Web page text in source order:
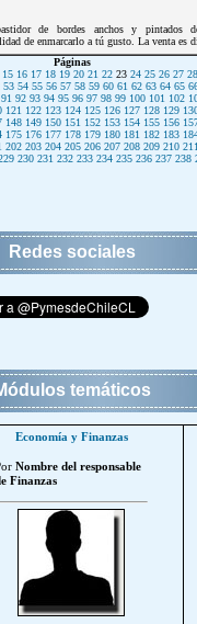
de bordes anchos y pintados
de enmarcarlo a tú gusto. La venta es
Páginas
15 16 17 18 19 20 21 2223 24 25 26 27 28
53 54 55 56 57 58 59 60 61 62 63 64 65
91 92 93 94 95 96 97 98 99 100 101 102
121 122 123 124 125 126 127 128 129
148 149 150 151 152 153 154 155 156
175 176 177 178 179 180 181 182 183
202 203 204 205 206 207 208 209 210 211
230 231 232 233 234 235 236 237 238
Redes sociales
temáticos
Economía y Finanzas
Nombre del responsable
Finanzas